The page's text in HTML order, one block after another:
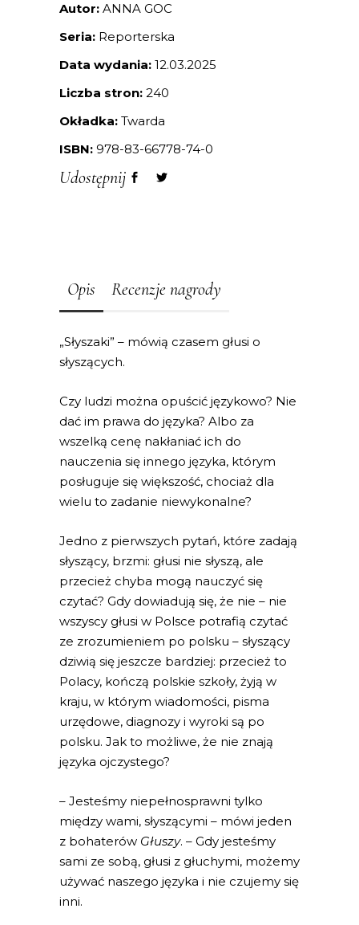
Autor: ANNA GOC
Seria: Reporterska
Data wydania: 12.03.2025
Liczba stron: 240
Okładka: Twarda
ISBN: 978-83-66778-74-0
Udostępnij
Opis Recenzje nagrody
„Słyszaki” – mówią czasem głusi o
słyszących.
Czy ludzi można opuścić językowo? Nie
dać im prawa do języka? Albo za
wszelką cenę nakłaniać ich do
nauczenia się innego języka, którym
posługuje się większość, chociaż dla
wielu to zadanie niewykonalne?
Jedno z pierwszych pytań, które zadają
słyszący, brzmi: głusi nie słyszą, ale
przecież chyba mogą nauczyć się
czytać? Gdy dowiadują się, że nie – nie
wszyscy głusi w Polsce potrafią czytać
ze zrozumieniem po polsku – słyszący
dziwią się jeszcze bardziej: przecież to
Polacy, kończą polskie szkoły, żyją w
kraju, w którym wiadomości, pisma
urzędowe, diagnozy i wyroki są po
polsku. Jak to możliwe, że nie znają
języka ojczystego?
– Jesteśmy niepełnosprawni tylko
między wami, słyszącymi – mówi jeden
z bohaterów Głuszy. – Gdy jesteśmy
sami ze sobą, głusi z głuchymi, możemy
używać naszego języka i nie czujemy się
inni.